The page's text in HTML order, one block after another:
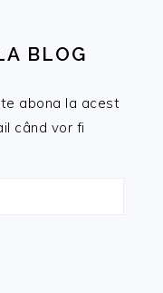
BLOG
abona la acest
când vor fi